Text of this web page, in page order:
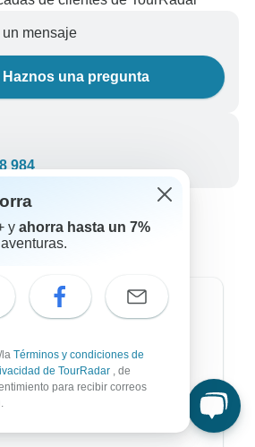
mensaje
Haznos una pregunta
984
y ahorra hasta un 7%
la Términos y condiciones de
de TourRadar , de
para recibir correos